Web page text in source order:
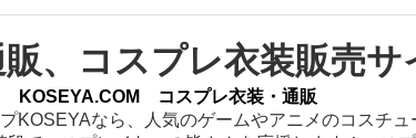
、コスプレ衣装販売サ
KOSEYA.COM コスプレ衣装・通販
KOSEYAなら、人気のゲームやアニメのコスチ